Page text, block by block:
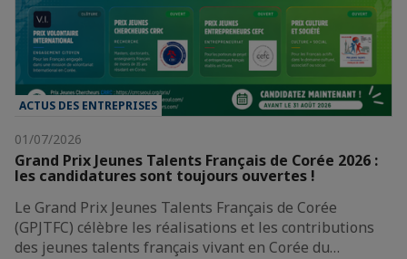
ACTUS DES ENTREPRISES
01/07/2026
Grand Prix Jeunes Talents Français de Corée 2026 :
les candidatures sont toujours ouvertes !
Le Grand Prix Jeunes Talents Français de Corée
(GPJTFC) célèbre les réalisations et les contributions
des jeunes talents français vivant en Corée du…